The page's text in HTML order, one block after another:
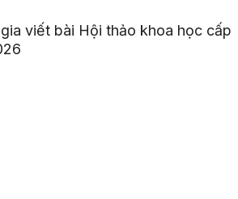
viết bài Hội thảo khoa học cấp